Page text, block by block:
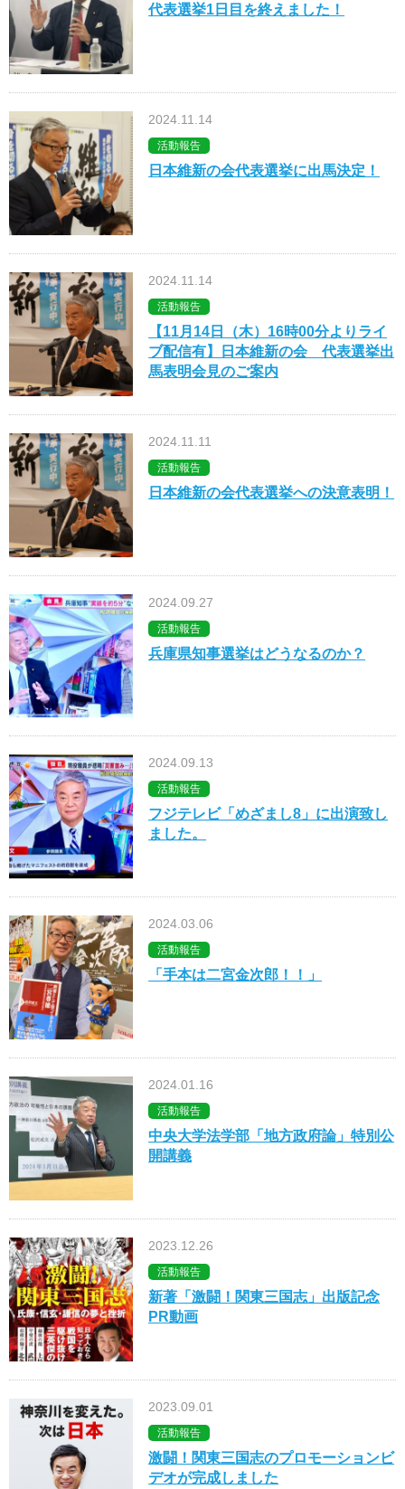
代表選挙1日目を終えました！
2024.11.14
活動報告
日本維新の会代表選挙に出馬決定！
2024.11.14
活動報告
【11月14日（木）16時00分よりライ
ブ配信有】日本維新の会 代表選挙出
馬表明会見のご案内
2024.11.11
活動報告
日本維新の会代表選挙への決意表明！
2024.09.27
活動報告
兵庫県知事選挙はどうなるのか？
2024.09.13
活動報告
フジテレビ「めざまし8」に出演致し
ました。
2024.03.06
活動報告
「手本は二宮金次郎！！」
2024.01.16
活動報告
中央大学法学部「地方政府論」特別公
開講義
2023.12.26
活動報告
新著「激闘！関東三国志」出版記念
PR動画
2023.09.01
活動報告
激闘！関東三国志のプロモーションビ
デオが完成しました